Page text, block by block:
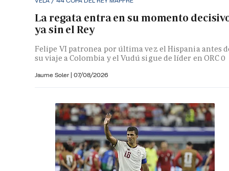
La regata entra en su momento
ya sin el Rey
Felipe VI patronea por última vez el Hispania antes
su viaje a Colombia y el Vudú sigue de líder en ORC 0
Jaume Soler | 07/08/2026